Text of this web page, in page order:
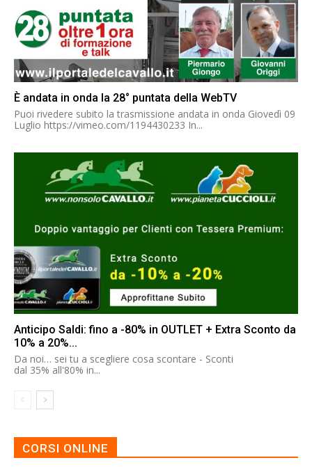
È andata in onda la 28° puntata della WebTV
Puoi rivedere subito la trasmissione andata in onda Giovedì 09
Luglio https://vimeo.com/1194430233 In...
Anticipo Saldi: fino a -80% in OUTLET + Extra Sconto da
10% a 20%...
Da noi… sei tu a scegliere cosa scontare - Sconti
dal 35% all'80% in...
CORSI ONLINE